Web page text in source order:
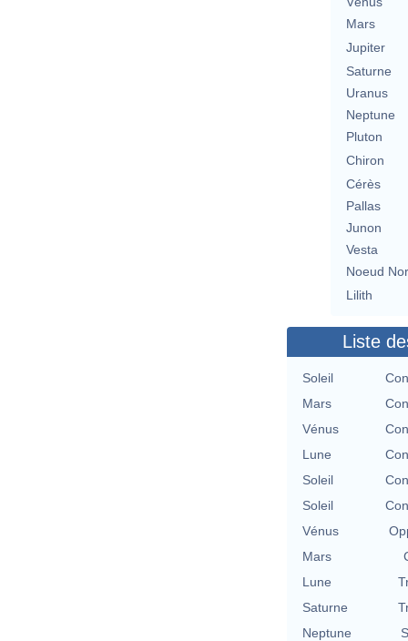
Mars
Jupiter
Saturne
Uranus
Neptune
Pluton
Chiron
Cérès
Pallas
Junon
Vesta
Noeud
Lilith
Liste
Soleil
Mars
Vénus
Lune
Soleil
Soleil
Vénus
Mars
Lune
Saturne
Neptune